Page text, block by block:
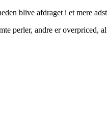
blive afdraget i et mere
perler, andre er overpriced,